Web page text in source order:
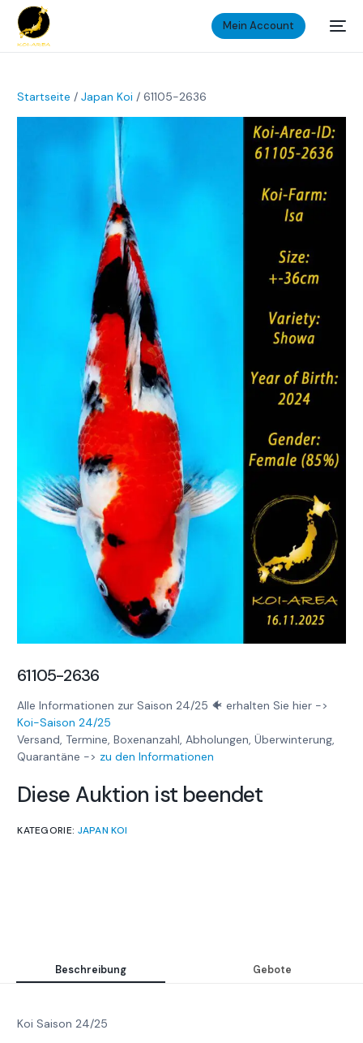
Mein Account
Startseite /Japan Koi / 61105-2636
61105-2636
Alle Informationen zur Saison 24/25 🐠 erhalten Sie hier ->
Koi-Saison 24/25
Versand, Termine, Boxenanzahl, Abholungen, Überwinterung,
Quarantäne -> zu den Informationen
Diese Auktion ist beendet
KATEGORIE: JAPAN KOI
Beschreibung Gebote
Koi Saison 24/25